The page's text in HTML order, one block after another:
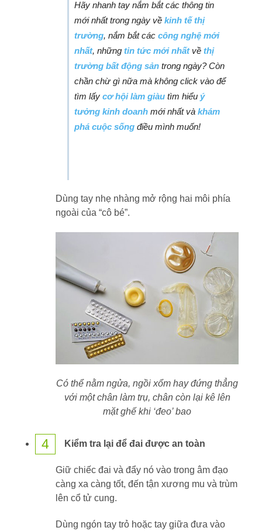
Hãy nhanh tay nắm bắt các thông tin
mới nhất trong ngày về kinh tế thị
trường, nắm bắt các công nghệ mới
nhất, những tin tức mới nhất về thị
trường bất động sản trong ngày? Còn
chần chừ gì nữa mà không click vào để
tìm lấy cơ hội làm giàu tìm hiểu ý
tưởng kinh doanh mới nhất và khám
phá cuộc sống điều mình muốn!
Dùng tay nhẹ nhàng mở rộng hai môi phía
ngoài của “cô bé”.
Có thể nằm ngửa, ngồi xổm hay đứng thẳng
với một chân làm trụ, chân còn lại kê lên
mặt ghế khi ‘đeo’ bao
4 Kiểm tra lại để đai được an toàn
Giữ chiếc đai và đẩy nó vào trong âm đạo
càng xa càng tốt, đến tận xương mu và trùm
lên cổ tử cung.
Dùng ngón tay trỏ hoặc tay giữa đưa vào